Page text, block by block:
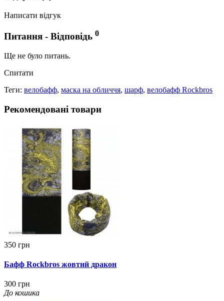
Написати відгук
Питання - Відповідь 0
Ще не було питань.
Спитати
Теги: велобафф, маска на обличчя, шарф, велобафф Rockbros
Рекомендовані товари
350 грн
Бафф Rockbros жовтий дракон
300 грн
До кошика